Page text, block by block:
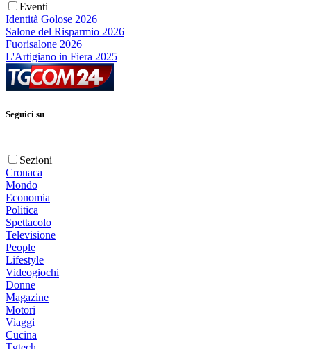
Eventi
Identità Golose 2026
Salone del Risparmio 2026
Fuorisalone 2026
L'Artigiano in Fiera 2025
Seguici su
Sezioni
Cronaca
Mondo
Economia
Politica
Spettacolo
Televisione
People
Lifestyle
Videogiochi
Donne
Magazine
Motori
Viaggi
Cucina